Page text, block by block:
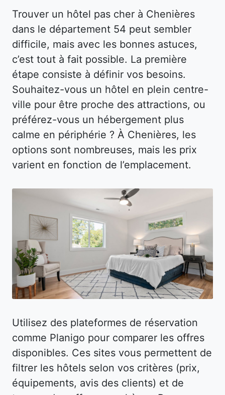
Trouver un hôtel pas cher à Chenières
dans le département 54 peut sembler
difficile, mais avec les bonnes astuces,
c’est tout à fait possible. La première
étape consiste à définir vos besoins.
Souhaitez-vous un hôtel en plein centre-
ville pour être proche des attractions, ou
préférez-vous un hébergement plus
calme en périphérie ? À Chenières, les
options sont nombreuses, mais les prix
varient en fonction de l’emplacement.
Utilisez des plateformes de réservation
comme Planigo pour comparer les offres
disponibles. Ces sites vous permettent de
filtrer les hôtels selon vos critères (prix,
équipements, avis des clients) et de